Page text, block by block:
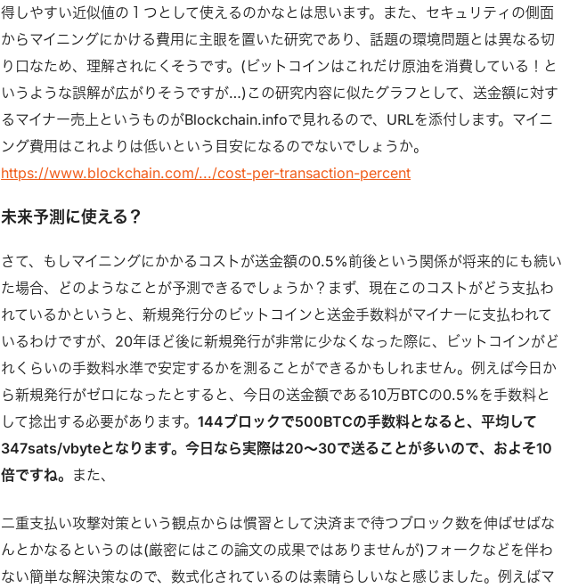
得しやすい近似値の１つとして使えるのかなとは思います。また、セキュリティの側面
からマイニングにかける費用に主眼を置いた研究であり、話題の環境問題とは異なる切
り口なため、理解されにくそうです。(ビットコインはこれだけ原油を消費している！と
いうような誤解が広がりそうですが…)この研究内容に似たグラフとして、送金額に対す
るマイナー売上というものがBlockchain.infoで見れるので、URLを添付します。マイニ
ング費用はこれよりは低いという目安になるのでないでしょうか。
https://www.blockchain.com/.../cost-per-transaction-percent
未来予測に使える？
さて、もしマイニングにかかるコストが送金額の0.5%前後という関係が将来的にも続い
た場合、どのようなことが予測できるでしょうか？まず、現在このコストがどう支払わ
れているかというと、新規発行分のビットコインと送金手数料がマイナーに支払われて
いるわけですが、20年ほど後に新規発行が非常に少なくなった際に、ビットコインがど
れくらいの手数料水準で安定するかを測ることができるかもしれません。例えば今日か
ら新規発行がゼロになったとすると、今日の送金額である10万BTCの0.5%を手数料と
して捻出する必要があります。144ブロックで500BTCの手数料となると、平均して
347sats/vbyteとなります。今日なら実際は20～30で送ることが多いので、およそ10
倍ですね。 また、
二重支払い攻撃対策という観点からは慣習として決済まで待つブロック数を伸ばせばな
んとかなるというのは(厳密にはこの論文の成果ではありませんが)フォークなどを伴わ
ない簡単な解決策なので、数式化されているのは素晴らしいなと感じました。例えばマ